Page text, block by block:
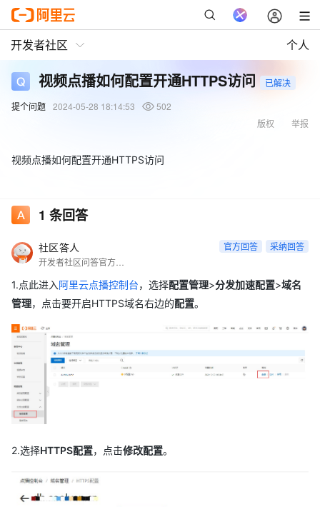
开发者社区 个人
视频点播如何配置开通HTTPS访问
已解决
提个问题 2024-05-28 18:14:53
502
举报
版权
视频点播如何配置开通HTTPS访问
1 条回答
社区答人 官方回答 采纳回答
1.点此进入阿里云点播控制台，选择配置管理>分发加速配置>域名
管理，点击要开启HTTPS域名右边的配置。
2.选择HTTPS配置，点击修改配置。